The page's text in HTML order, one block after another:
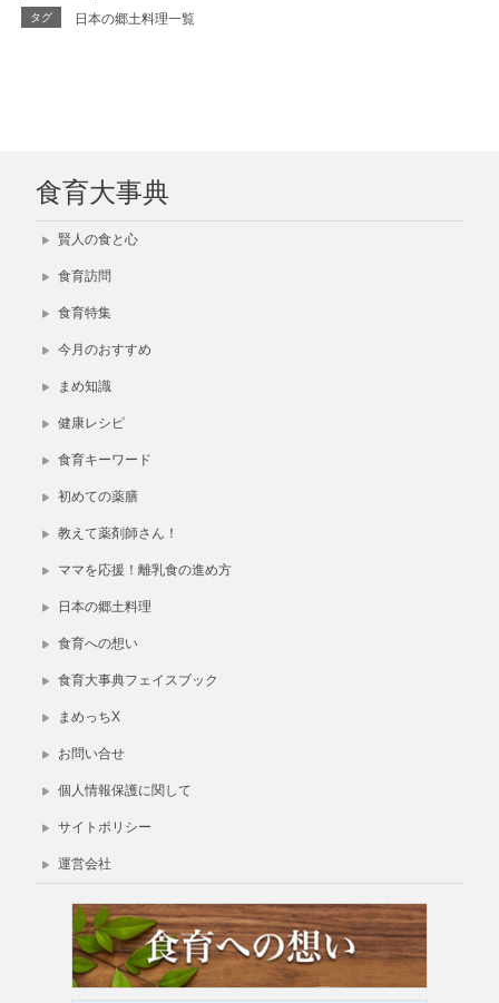
タグ 日本の郷土料理一覧
食育大事典
賢人の食と心
食育訪問
食育特集
今月のおすすめ
まめ知識
健康レシピ
食育キーワード
初めての薬膳
教えて薬剤師さん！
ママを応援！離乳食の進め方
日本の郷土料理
食育への想い
食育大事典フェイスブック
まめっちX
お問い合せ
個人情報保護に関して
サイトポリシー
運営会社